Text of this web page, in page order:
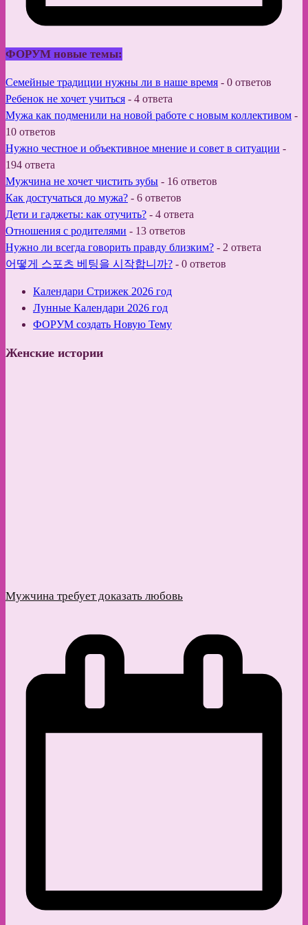
ФОРУМ новые темы:
Семейные традиции нужны ли в наше время - 0 ответов
Ребенок не хочет учиться - 4 ответа
Мужа как подменили на новой работе с новым коллективом -
10 ответов
Нужно честное и объективное мнение и совет в ситуации -
194 ответа
Мужчина не хочет чистить зубы - 16 ответов
Как достучаться до мужа? - 6 ответов
Дети и гаджеты: как отучить? - 4 ответа
Отношения с родителями - 13 ответов
Нужно ли всегда говорить правду близким? - 2 ответа
어떻게 스포츠 베팅을 시작합니까? - 0 ответов
Календари Стрижек 2026 год
Лунные Календари 2026 год
ФОРУМ создать Новую Тему
Женские истории
Мужчина требует доказать любовь